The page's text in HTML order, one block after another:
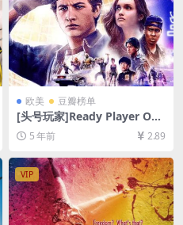
欧美 豆瓣榜单
[头号玩家]Ready Player One
(2018)[百度网盘+迅雷云盘资
源1080P超清未删减][MP4/8.
7GB][中英特效字幕]
5 年前 2.89
VIP